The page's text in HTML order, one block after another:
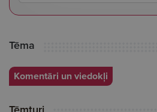
Tēma
Komentāri un viedokļi